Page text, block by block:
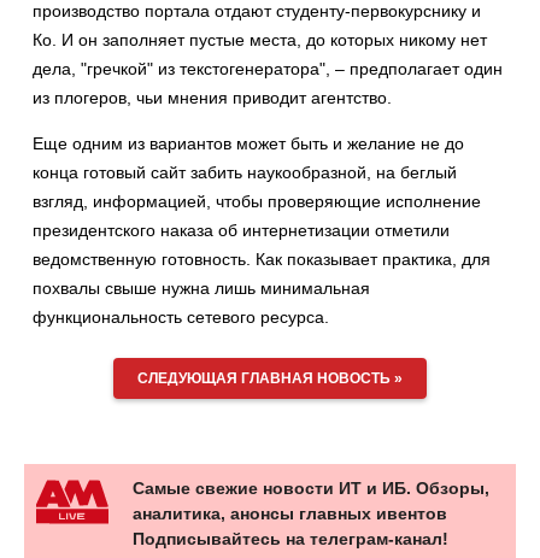
производство портала отдают студенту-первокурснику и
Ко. И он заполняет пустые места, до которых никому нет
дела, "гречкой" из текстогенератора", – предполагает один
из плогеров, чьи мнения приводит агентство.
Еще одним из вариантов может быть и желание не до
конца готовый сайт забить наукообразной, на беглый
взгляд, информацией, чтобы проверяющие исполнение
президентского наказа об интернетизации отметили
ведомственную готовность. Как показывает практика, для
похвалы свыше нужна лишь минимальная
функциональность сетевого ресурса.
СЛЕДУЮЩАЯ ГЛАВНАЯ НОВОСТЬ »
Самые свежие новости ИТ и ИБ. Обзоры,
аналитика, анонсы главных ивентов
Подписывайтесь на телеграм-канал!